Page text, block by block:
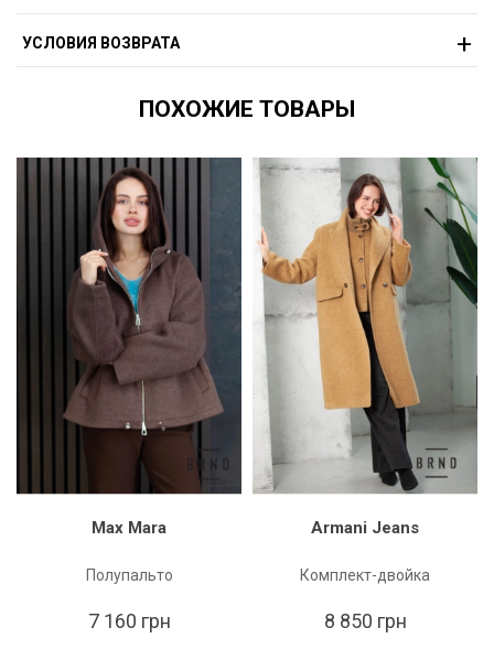
УСЛОВИЯ ВОЗВРАТА
ПОХОЖИЕ ТОВАРЫ
Max Mara
Полупальто
7 160 грн
Armani Jeans
Комплект-двойка
8 850 грн